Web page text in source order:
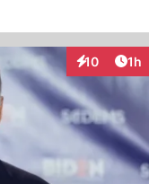
10 1h